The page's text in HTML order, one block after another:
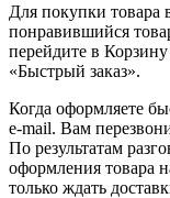
Для покупки товара
понравившийся
перейдите в
«Быстрый заказ».
Когда оформляете
e-mail. Вам
По результатам
оформления товара
только ждать